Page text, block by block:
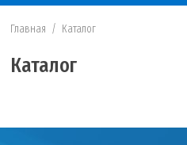
Главная / Каталог
Каталог